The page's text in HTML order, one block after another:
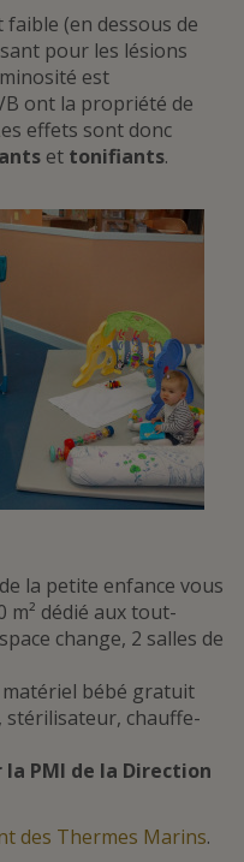
(en dessous de
pour les lésions
est
ont la propriété de
effets sont donc
et tonifiants.
la petite enfance vous
m² dédié aux tout-
change, 2 salles de
bébé gratuit
stérilisateur, chauffe-
PMI de la Direction
des Thermes Marins.